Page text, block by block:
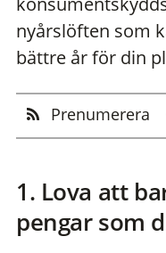
nyårslöften som
bättre år för din
Prenumerera
1. Lova att
pengar som